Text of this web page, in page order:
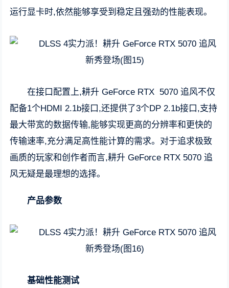
运行显卡时,依然能够享受到稳定且强劲的性能表现。
在接口配置上,耕升 GeForce RTX 5070 追风不仅
配备1个HDMI 2.1b接口,还提供了3个DP 2.1b接口,支持
最大带宽的数据传输,能够实现更高的分辨率和更快的
传输速率,充分满足高性能计算的需求。对于追求极致
画质的玩家和创作者而言,耕升 GeForce RTX 5070 追
风无疑是最理想的选择。
产品参数
基础性能测试